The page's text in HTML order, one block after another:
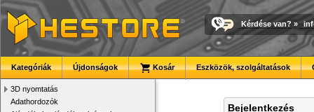
Kérdése van? »
Kategóriák Újdonságok Kosár Eszközök, szolgáltatások
3D nyomtatás
Adathordozók
Bejelentkezés